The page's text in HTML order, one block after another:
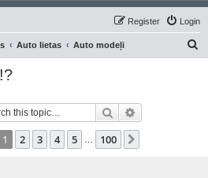
Login
Register
Auto lietas Auto modeļi
Search
1of 100
1 2 3 4 5 100